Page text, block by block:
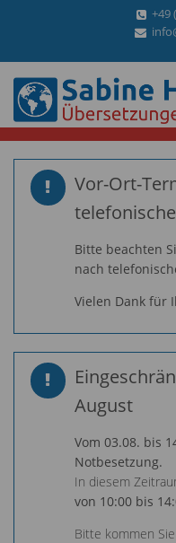
+49
Vor-Ort-
Bitte beachten
nach
Vielen Dank für
August
Vom 03.08. bis
Notbesetzung.
In diesem
von 10:00 bis
Bitte kommen Sie